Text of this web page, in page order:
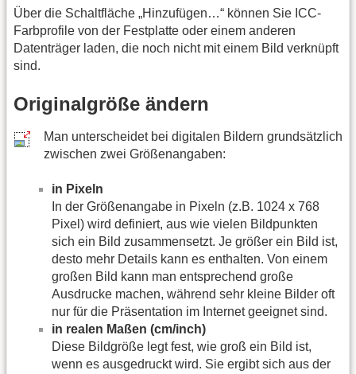
Über die Schaltfläche „Hinzufügen…“ können Sie ICC-
Farbprofile von der Festplatte oder einem anderen
Datenträger laden, die noch nicht mit einem Bild verknüpft
sind.
Originalgröße ändern
Man unterscheidet bei digitalen Bildern grundsätzlich
zwischen zwei Größenangaben:
in Pixeln
In der Größenangabe in Pixeln (z.B. 1024 x 768
Pixel) wird definiert, aus wie vielen Bildpunkten
sich ein Bild zusammensetzt. Je größer ein Bild ist,
desto mehr Details kann es enthalten. Von einem
großen Bild kann man entsprechend große
Ausdrucke machen, während sehr kleine Bilder oft
nur für die Präsentation im Internet geeignet sind.
in realen Maßen (cm/inch)
Diese Bildgröße legt fest, wie groß ein Bild ist,
wenn es ausgedruckt wird. Sie ergibt sich aus der